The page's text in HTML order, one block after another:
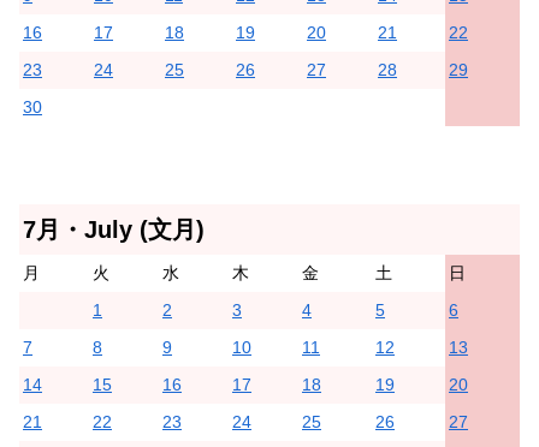
16
17 18 19 20 21
22
23
24 25 26 27 28
29
30
7月・July (文月)
月 火 水 木 金 土
日
1
2 3 4 5
6
7
8 9 10 11 12
13
14
15 16 17 18 19
20
21
22 23 24 25 26
27